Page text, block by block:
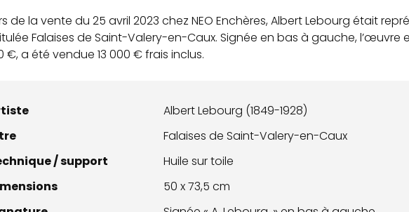
de la vente du 25 avril 2023 chez NEO Enchères, Albert Lebourg était
Falaises de Saint-Valery-en-Caux. Signée en bas à gauche, l’œuvre
€, a été vendue 13 000 € frais inclus.
Albert Lebourg (1849-1928)
Falaises de Saint-Valery-en-Caux
/ support
Huile sur toile
50 x 73,5 cm